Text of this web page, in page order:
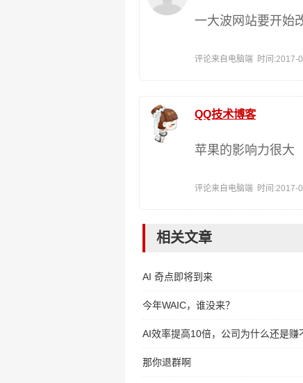
一大波网站要开始
评论来自电脑端 时间:2017-
QQ技术博客
苹果的影响力很大
评论来自电脑端 时间:2017-
相关文章
AI 奇点即将到来
今年WAIC，谁没来？
AI效率提高10倍，公司为什么还是赚
那你退群啊